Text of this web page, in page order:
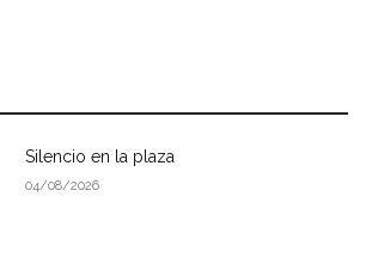
Silencio en la plaza
04/08/2026